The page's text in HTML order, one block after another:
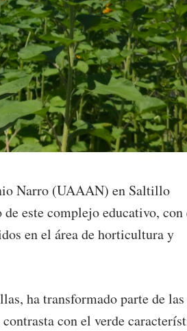
Narro (UAAAN) en Saltillo
este complejo educativo, con
en el área de horticultura y
ha transformado parte de las
con el verde